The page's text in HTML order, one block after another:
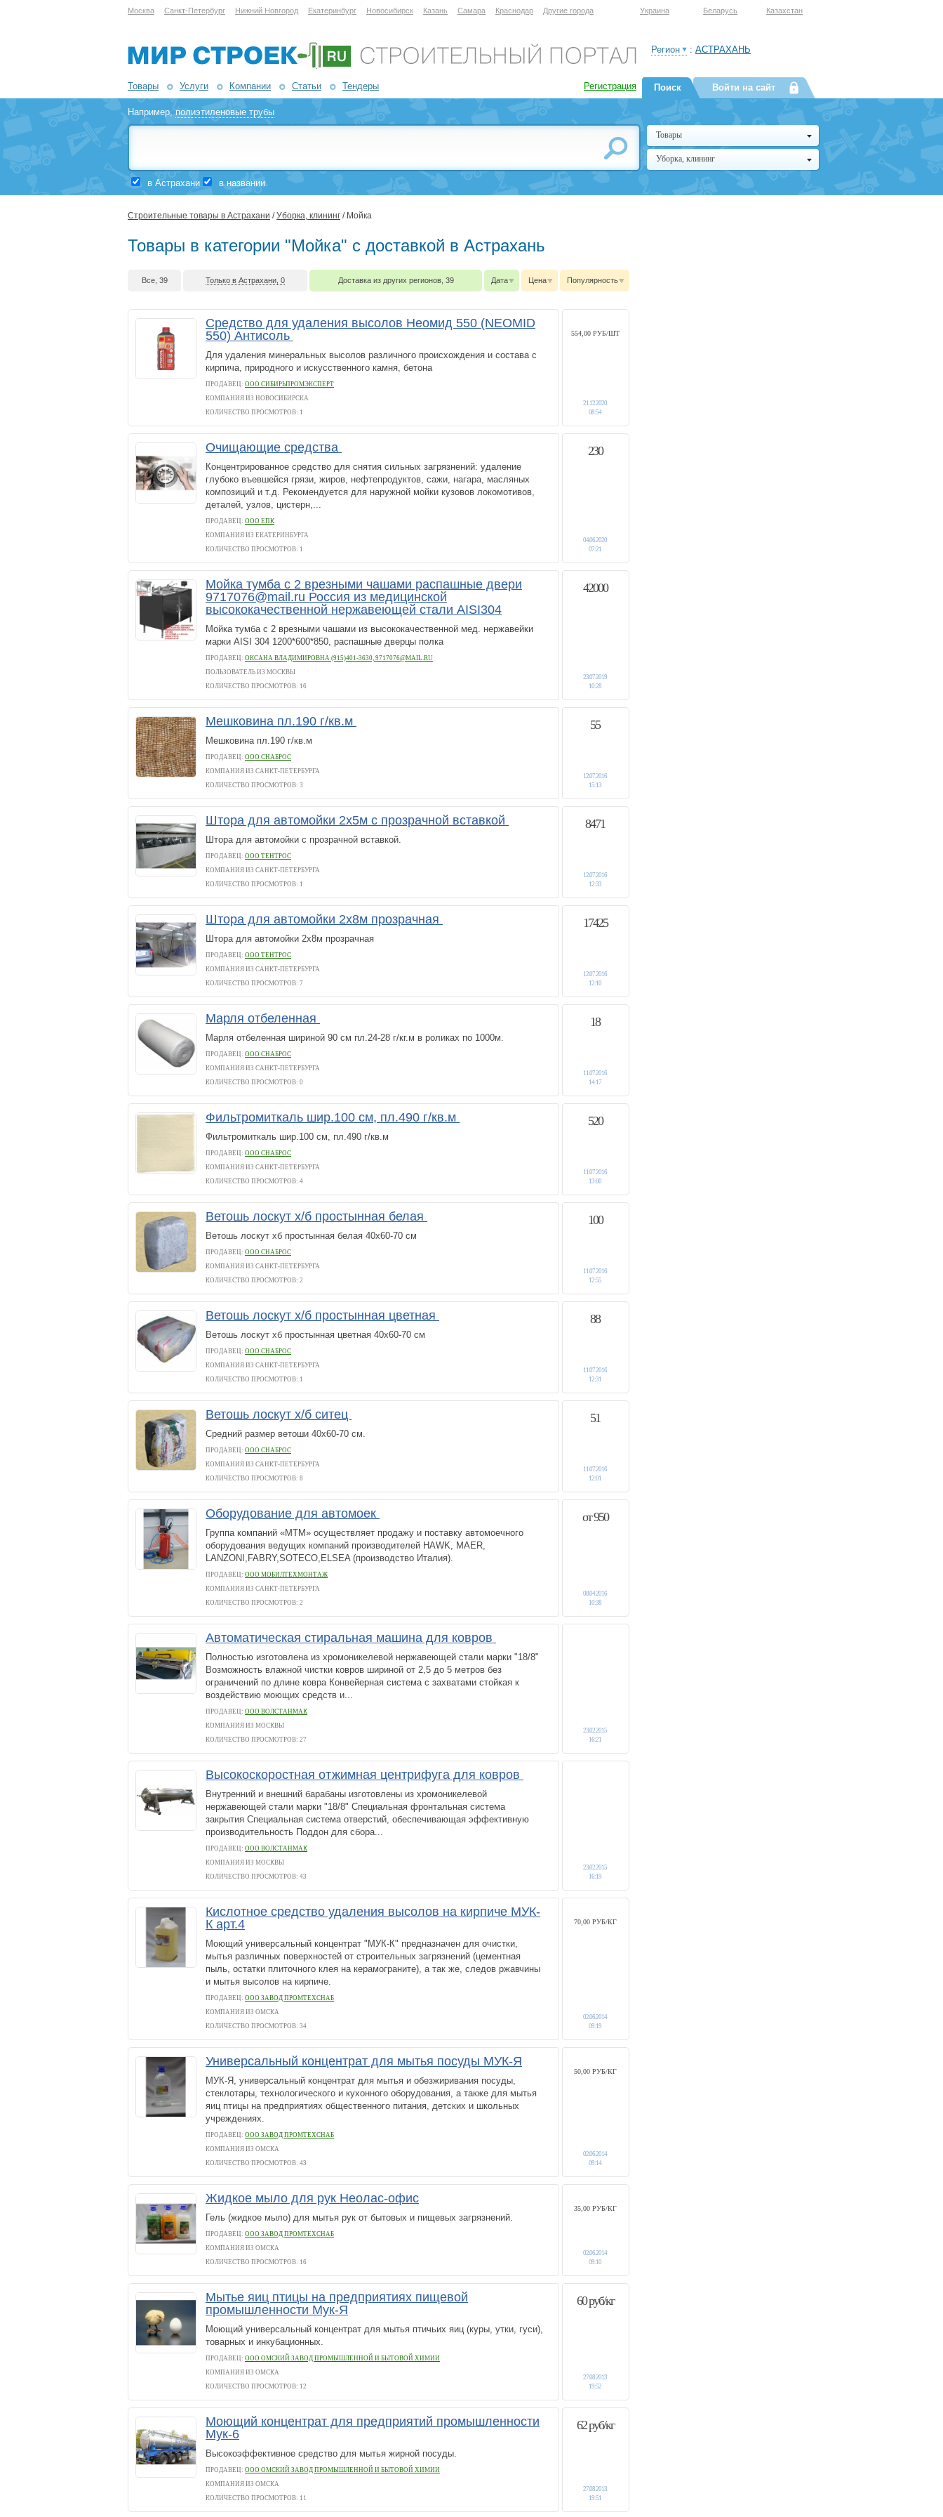
Москва Санкт-Петербург Нижний Новгород Екатеринбург Новосибирск Казань Самара Краснодар Другие города Украина Беларусь Казахстан
Товары Услуги Компании Статьи Тендеры Регистрация
Регион : АСТРАХАНЬ
Например,полиэтиленовые трубы
в Астрахани в названии
Поиск Войти на сайт
Товары
Уборка, клининг
Строительные товары в Астрахани /Уборка, клининг / Мойка
Товары в категории "Мойка" с доставкой в Астрахань
Все, 39 Только в Астрахани, 0 Доставка из других регионов, 39 Дата Цена Популярность
Средство для удаления высолов Неомид 550 (NEOMID
550) Антисоль
Для удаления минеральных высолов различного происхождения и состава с
кирпича, природного и искусственного камня, бетона
ПРОДАВЕЦ: ООО СИБИРЬПРОМЭКСПЕРТ
КОМПАНИЯ ИЗ НОВОСИБИРСКА
КОЛИЧЕСТВО ПРОСМОТРОВ: 1
554,00 РУБ/ШТ
21.12.2020
08:54
Очищающие средства
Концентрированное средство для снятия сильных загрязнений: удаление
глубоко въевшейся грязи, жиров, нефтепродуктов, сажи, нагара, масляных
композиций и т.д. Рекомендуется для наружной мойки кузовов локомотивов,
деталей, узлов, цистерн,...
ПРОДАВЕЦ: ООО ЕПК
КОМПАНИЯ ИЗ ЕКАТЕРИНБУРГА
КОЛИЧЕСТВО ПРОСМОТРОВ: 1
230
04.06.2020
07:21
Мойка тумба с 2 врезными чашами распашные двери
9717076@mail.ru Россия из медицинской
высококачественной нержавеющей стали AISI304
Мойка тумба с 2 врезными чашами из высококачественной мед. нержавейки
марки AISI 304 1200*600*850, распашные дверцы полка
ПРОДАВЕЦ: ОКСАНА ВЛАДИМИРОВНА (915)401-3630, 9717076@MAIL.RU
ПОЛЬЗОВАТЕЛЬ ИЗ МОСКВЫ
КОЛИЧЕСТВО ПРОСМОТРОВ: 16
42000
23.07.2019
10:28
Мешковина пл.190 г/кв.м
Мешковина пл.190 г/кв.м
ПРОДАВЕЦ: ООО СНАБРОС
КОМПАНИЯ ИЗ САНКТ-ПЕТЕРБУРГА
КОЛИЧЕСТВО ПРОСМОТРОВ: 3
55
12.07.2016
15:13
Штора для автомойки 2х5м с прозрачной вставкой
Штора для автомойки с прозрачной вставкой.
ПРОДАВЕЦ: ООО ТЕНТРОС
КОМПАНИЯ ИЗ САНКТ-ПЕТЕРБУРГА
КОЛИЧЕСТВО ПРОСМОТРОВ: 1
8471
12.07.2016
12:33
Штора для автомойки 2х8м прозрачная
Штора для автомойки 2х8м прозрачная
ПРОДАВЕЦ: ООО ТЕНТРОС
КОМПАНИЯ ИЗ САНКТ-ПЕТЕРБУРГА
КОЛИЧЕСТВО ПРОСМОТРОВ: 7
17425
12.07.2016
12:10
Марля отбеленная
Марля отбеленная шириной 90 см пл.24-28 г/кг.м в роликах по 1000м.
ПРОДАВЕЦ: ООО СНАБРОС
КОМПАНИЯ ИЗ САНКТ-ПЕТЕРБУРГА
КОЛИЧЕСТВО ПРОСМОТРОВ: 0
18
11.07.2016
14:17
Фильтромиткаль шир.100 см, пл.490 г/кв.м
Фильтромиткаль шир.100 см, пл.490 г/кв.м
ПРОДАВЕЦ: ООО СНАБРОС
КОМПАНИЯ ИЗ САНКТ-ПЕТЕРБУРГА
КОЛИЧЕСТВО ПРОСМОТРОВ: 4
520
11.07.2016
13:00
Ветошь лоскут х/б простынная белая
Ветошь лоскут хб простынная белая 40х60-70 см
ПРОДАВЕЦ: ООО СНАБРОС
КОМПАНИЯ ИЗ САНКТ-ПЕТЕРБУРГА
КОЛИЧЕСТВО ПРОСМОТРОВ: 2
100
11.07.2016
12:55
Ветошь лоскут х/б простынная цветная
Ветошь лоскут хб простынная цветная 40х60-70 см
ПРОДАВЕЦ: ООО СНАБРОС
КОМПАНИЯ ИЗ САНКТ-ПЕТЕРБУРГА
КОЛИЧЕСТВО ПРОСМОТРОВ: 1
88
11.07.2016
12:31
Ветошь лоскут х/б ситец
Средний размер ветоши 40х60-70 см.
ПРОДАВЕЦ: ООО СНАБРОС
КОМПАНИЯ ИЗ САНКТ-ПЕТЕРБУРГА
КОЛИЧЕСТВО ПРОСМОТРОВ: 8
51
11.07.2016
12:01
Оборудование для автомоек
Группа компаний «МТМ» осуществляет продажу и поставку автомоечного
оборудования ведущих компаний производителей HAWK, MAER,
LANZONI,FABRY,SOTECO,ELSEA (производство Италия).
ПРОДАВЕЦ: ООО МОБИЛТЕХМОНТАЖ
КОМПАНИЯ ИЗ САНКТ-ПЕТЕРБУРГА
КОЛИЧЕСТВО ПРОСМОТРОВ: 2
от 950
08.04.2016
10:38
Автоматическая стиральная машина для ковров
Полностью изготовлена из хромоникелевой нержавеющей стали марки "18/8"
Возможность влажной чистки ковров шириной от 2,5 до 5 метров без
ограничений по длине ковра Конвейерная система с захватами стойкая к
воздействию моющих средств и...
ПРОДАВЕЦ: ООО ВОЛСТАНМАК
КОМПАНИЯ ИЗ МОСКВЫ
КОЛИЧЕСТВО ПРОСМОТРОВ: 27
23.02.2015
16:21
Высокоскоростная отжимная центрифуга для ковров
Внутренний и внешний барабаны изготовлены из хромоникелевой
нержавеющей стали марки "18/8" Специальная фронтальная система
закрытия Специальная система отверстий, обеспечивающая эффективную
производительность Поддон для сбора...
ПРОДАВЕЦ: ООО ВОЛСТАНМАК
КОМПАНИЯ ИЗ МОСКВЫ
КОЛИЧЕСТВО ПРОСМОТРОВ: 43
23.02.2015
16:19
Кислотное средство удаления высолов на кирпиче МУК-
К арт.4
Моющий универсальный концентрат "МУК-К" предназначен для очистки,
мытья различных поверхностей от строительных загрязнений (цементная
пыль, остатки плиточного клея на керамограните), а так же, следов ржавчины
и мытья высолов на кирпиче.
ПРОДАВЕЦ: ООО ЗАВОД ПРОМТЕХСНАБ
КОМПАНИЯ ИЗ ОМСКА
КОЛИЧЕСТВО ПРОСМОТРОВ: 34
70,00 РУБ/КГ
02.06.2014
09:19
Универсальный концентрат для мытья посуды МУК-Я
МУК-Я, универсальный концентрат для мытья и обезжиривания посуды,
стеклотары, технологического и кухонного оборудования, а также для мытья
яиц птицы на предприятиях общественного питания, детских и школьных
учреждениях.
ПРОДАВЕЦ: ООО ЗАВОД ПРОМТЕХСНАБ
КОМПАНИЯ ИЗ ОМСКА
КОЛИЧЕСТВО ПРОСМОТРОВ: 43
50,00 РУБ/КГ
02.06.2014
09:14
Жидкое мыло для рук Неолас-офис
Гель (жидкое мыло) для мытья рук от бытовых и пищевых загрязнений.
ПРОДАВЕЦ: ООО ЗАВОД ПРОМТЕХСНАБ
КОМПАНИЯ ИЗ ОМСКА
КОЛИЧЕСТВО ПРОСМОТРОВ: 16
35,00 РУБ/КГ
02.06.2014
09:10
Мытье яиц птицы на предприятиях пищевой
промышленности Мук-Я
Моющий универсальный концентрат для мытья птичьих яиц (куры, утки, гуси),
товарных и инкубационных.
ПРОДАВЕЦ: ООО ОМСКИЙ ЗАВОД ПРОМЫШЛЕННОЙ И БЫТОВОЙ ХИМИИ
КОМПАНИЯ ИЗ ОМСКА
КОЛИЧЕСТВО ПРОСМОТРОВ: 12
60 руб/кг
27.08.2013
19:52
Моющий концентрат для предприятий промышленности
Мук-6
Высокоэффективное средство для мытья жирной посуды.
ПРОДАВЕЦ: ООО ОМСКИЙ ЗАВОД ПРОМЫШЛЕННОЙ И БЫТОВОЙ ХИМИИ
КОМПАНИЯ ИЗ ОМСКА
КОЛИЧЕСТВО ПРОСМОТРОВ: 11
62 руб/кг
27.08.2013
19:51